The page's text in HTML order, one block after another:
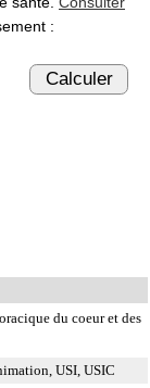
:
Calculer
du coeur et des
USI, USIC